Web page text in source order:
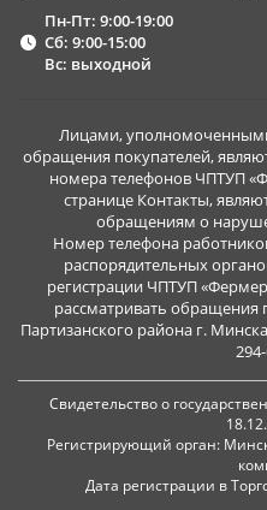
Пн-Пт: 9:00-19:00
Сб: 9:00-15:00
Вс: выходной
Лицами,
обращения покупателей,
номера телефонов ЧПТУП
странице Контакты,
обращениям о
Номер телефона
распорядительных
регистрации ЧПТУП
рассматривать обращения
Партизанского района г.
Свидетельство о
Регистрирующий орган:
Дата регистрации в